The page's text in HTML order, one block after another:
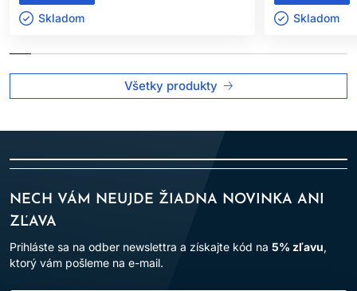
Skladom ㅤ
Skladom ㅤ
Všetky produkty
NECH VÁM NEUJDE ŽIADNA NOVINKA ANI
ZĽAVA
Prihláste sa na odber newslettra a získajte kód na 5% zľavu,
ktorý vám pošleme na e-mail.